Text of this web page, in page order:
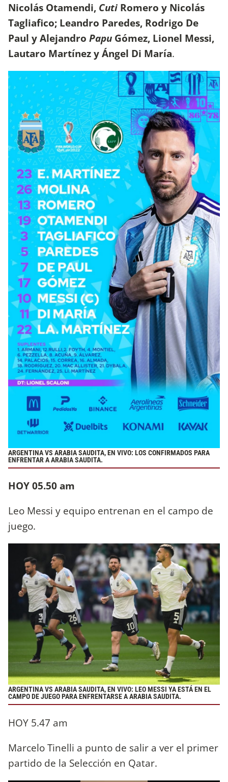
Nicolás Otamendi, Cuti Romero y Nicolás
Tagliafico; Leandro Paredes, Rodrigo De
Paul y Alejandro Papu Gómez, Lionel Messi,
Lautaro Martínez y Ángel Di María.
ARGENTINA VS ARABIA SAUDITA, EN VIVO: LOS CONFIRMADOS PARA
ENFRENTAR A ARABIA SAUDITA.
HOY 05.50 am
Leo Messi y equipo entrenan en el campo de
juego.
ARGENTINA VS ARABIA SAUDITA, EN VIVO: LEO MESSI YA ESTÁ EN EL
CAMPO DE JUEGO PARA ENFRENTARSE A ARABIA SAUDITA.
HOY 5.47 am
Marcelo Tinelli a punto de salir a ver el primer
partido de la Selección en Qatar.